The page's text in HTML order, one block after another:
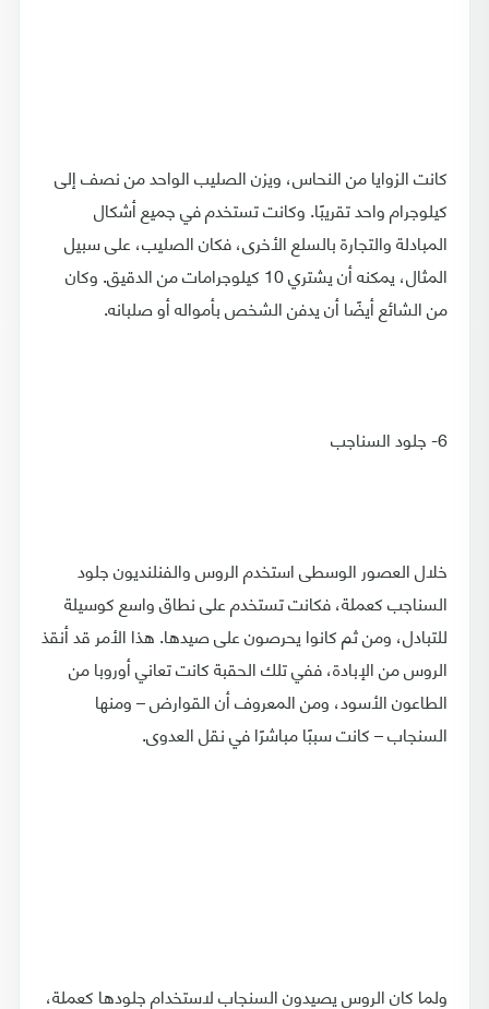
كانت الزوايا من النحاس، ويزن الصليب الواحد من نصف إلى
كيلوجرام واحد تقريبًا. وكانت تستخدم في جميع أشكال
المبادلة والتجارة بالسلع الأخرى، فكان الصليب، على سبيل
المثال، يمكنه أن يشتري 10 كيلوجرامات من الدقيق. وكان
من الشائع أيضًا أن يدفن الشخص بأمواله أو صلبانه.
6- جلود السناجب
خلال العصور الوسطى استخدم الروس والفنلنديون جلود
السناجب كعملة، فكانت تستخدم على نطاق واسع كوسيلة
للتبادل، ومن ثم كانوا يحرصون على صيدها. هذا الأمر قد أنقذ
الروس من الإبادة، ففي تلك الحقبة كانت تعاني أوروبا من
الطاعون الأسود، ومن المعروف أن القوارض – ومنها
السنجاب – كانت سببًا مباشرًا في نقل العدوى.
ولما كان الروس يصيدون السنجاب لاستخدام جلودها كعملة،